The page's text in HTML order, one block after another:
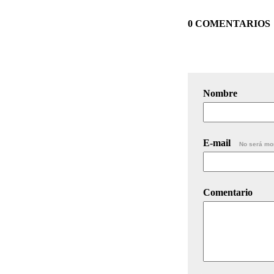
0 COMENTARIOS
Nombre
E-mail No será
Comentario